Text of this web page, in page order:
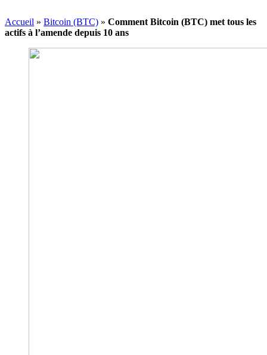
Accueil » Bitcoin (BTC) » Comment Bitcoin (BTC) met tous les
actifs à l’amende depuis 10 ans